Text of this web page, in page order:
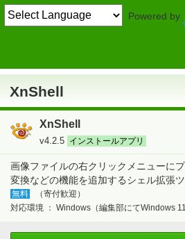
Powered by
XnShell
XnShell
v4.2.5 インストールアプリ
画像ファイルの右クリックメニューに
変換などの機能を追加するシェル拡張
無料
（寄付歓迎）
対応環境 ： Windows（編集部にてWindows 11